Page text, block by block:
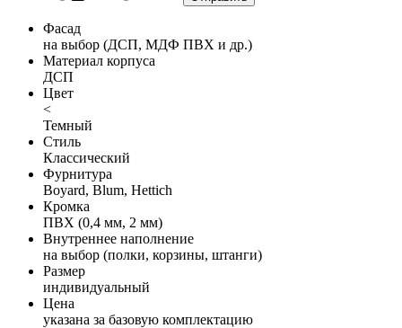
Фасад
на выбор (ДСП, МДФ ПВХ и др.)
Материал корпуса
ДСП
Цвет
<
Темный
Стиль
Классический
Фурнитура
Boyard, Blum, Hettich
Кромка
ПВХ (0,4 мм, 2 мм)
Внутреннее наполнение
на выбор (полки, корзины, штанги)
Размер
индивидуальный
Цена
указана за базовую комплектацию